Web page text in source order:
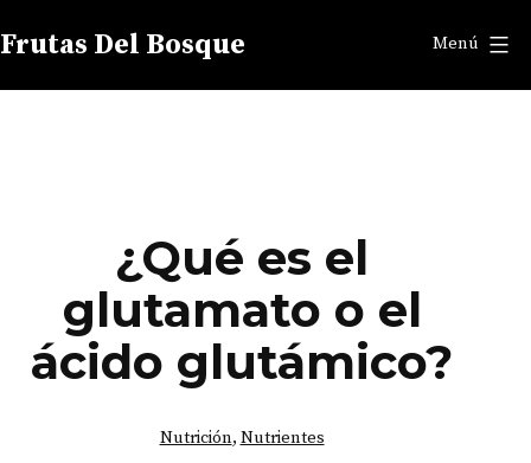
al
contenido
Frutas Del Bosque Menú
¿Qué es el
glutamato o el
ácido glutámico?
Categorizado
Nutrición, Nutrientes